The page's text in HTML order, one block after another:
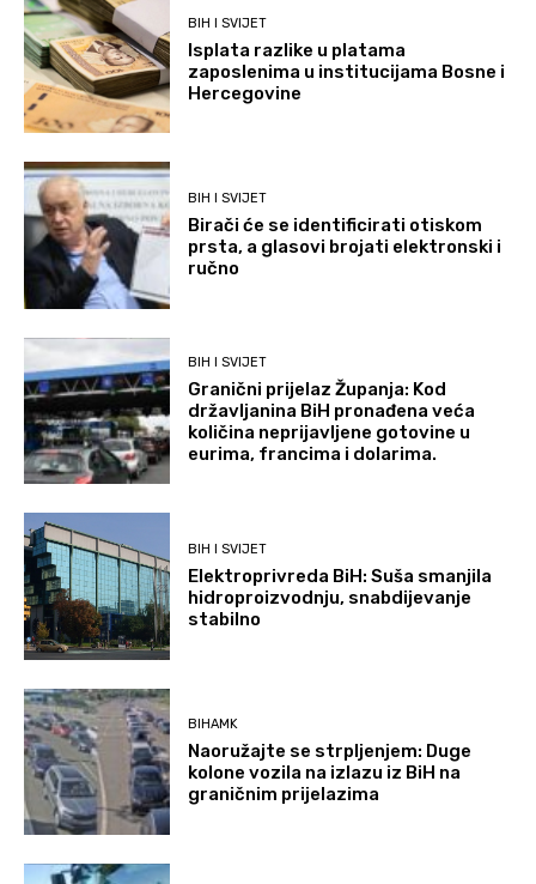
BIH I SVIJET
Isplata razlike u platama
zaposlenima u institucijama Bosne i
Hercegovine
BIH I SVIJET
Birači će se identificirati otiskom
prsta, a glasovi brojati elektronski i
ručno
BIH I SVIJET
Granični prijelaz Županja: Kod
državljanina BiH pronađena veća
količina neprijavljene gotovine u
eurima, francima i dolarima.
BIH I SVIJET
Elektroprivreda BiH: Suša smanjila
hidroproizvodnju, snabdijevanje
stabilno
BIHAMK
Naoružajte se strpljenjem: Duge
kolone vozila na izlazu iz BiH na
graničnim prijelazima